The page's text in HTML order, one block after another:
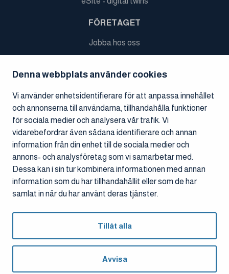
Denna webbplats använder cookies
Vi använder enhetsidentifierare för att anpassa innehållet
och annonserna till användarna, tillhandahålla funktioner
för sociala medier och analysera vår trafik. Vi
vidarebefordrar även sådana identifierare och annan
information från din enhet till de sociala medier och
annons- och analysföretag som vi samarbetar med.
Dessa kan i sin tur kombinera informationen med annan
information som du har tillhandahållit eller som de har
samlat in när du har använt deras tjänster.
Tillåt alla
Avvisa
FÖRETAGET
Jobba hos oss
Nyheter
Finansiell information
Koncernens struktur
Dataskyddsbeskrivning
KONTAKTA OSS
Kontor
Kontakter